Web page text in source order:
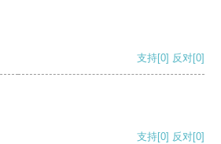
支持[0] 反对[0]
支持[0] 反对[0]